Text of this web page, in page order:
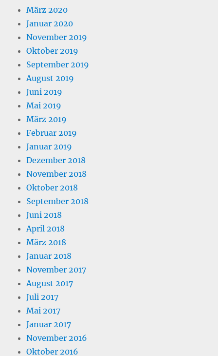
März 2020
Januar 2020
November 2019
Oktober 2019
September 2019
August 2019
Juni 2019
Mai 2019
März 2019
Februar 2019
Januar 2019
Dezember 2018
November 2018
Oktober 2018
September 2018
Juni 2018
April 2018
März 2018
Januar 2018
November 2017
August 2017
Juli 2017
Mai 2017
Januar 2017
November 2016
Oktober 2016